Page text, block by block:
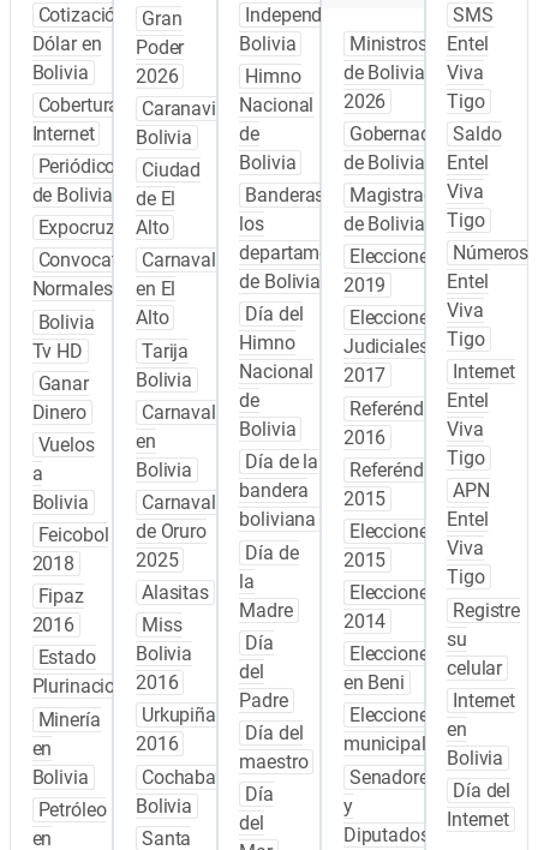
Cotización
Dólar en
Bolivia
Cobertura
Internet
Periódicos
de Bolivia
Expocruz
Convocatoria
Normales
Bolivia
Tv HD
Ganar
Dinero
Vuelos
a
Bolivia
Feicobol
2018
Fipaz
2016
Estado
Plurinacional
Minería
en
Bolivia
Petróleo
en
Gran
Poder
2026
Caranavi
Bolivia
Ciudad
de El
Alto
Carnaval
en El
Alto
Tarija
Bolivia
Carnaval
en
Bolivia
Carnaval
de Oruro
2025
Alasitas
Miss
Bolivia
2016
Urkupiña
2016
Cochabamba
Bolivia
Santa
Independencia
Bolivia
Himno
Nacional
de
Bolivia
Banderas de
los
departamentos
de Bolivia
Día del
Himno
Nacional
de
Bolivia
Día de la
bandera
boliviana
Día de
la
Madre
Día
del
Padre
Día del
maestro
Día
del
Ministros
de Bolivia
2026
Gobernadores
de Bolivia
Magistrados
de Bolivia
Elecciones
2019
Elecciones
Judiciales
2017
Referéndum
2016
Referéndum
2015
Elecciones
2015
Elecciones
2014
Elecciones
en Beni
Elecciones
municipales
Senadores
y
Diputados
SMS
Entel
Viva
Tigo
Saldo
Entel
Viva
Tigo
Números
Entel
Viva
Tigo
Internet
Entel
Viva
Tigo
APN
Entel
Viva
Tigo
Registre
su
celular
Internet
en
Bolivia
Día del
Internet